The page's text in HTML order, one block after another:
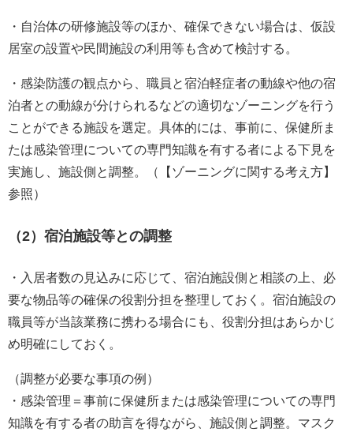
・自治体の研修施設等のほか、確保できない場合は、仮設
居室の設置や民間施設の利用等も含めて検討する。
・感染防護の観点から、職員と宿泊軽症者の動線や他の宿
泊者との動線が分けられるなどの適切なゾーニングを行う
ことができる施設を選定。具体的には、事前に、保健所ま
たは感染管理についての専門知識を有する者による下見を
実施し、施設側と調整。（【ゾーニングに関する考え方】
参照）
（2）宿泊施設等との調整
・入居者数の見込みに応じて、宿泊施設側と相談の上、必
要な物品等の確保の役割分担を整理しておく。宿泊施設の
職員等が当該業務に携わる場合にも、役割分担はあらかじ
め明確にしておく。
（調整が必要な事項の例）
・感染管理＝事前に保健所または感染管理についての専門
知識を有する者の助言を得ながら、施設側と調整。マスク